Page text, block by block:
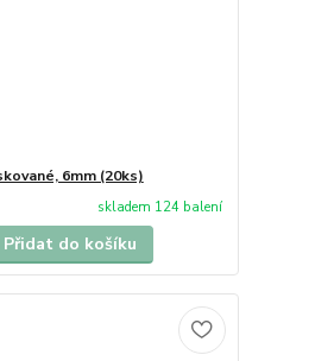
6mm (20ks)
skladem 124 balení
Přidat do košíku